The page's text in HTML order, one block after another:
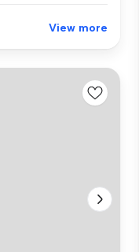
View more